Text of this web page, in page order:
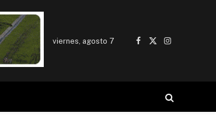
viernes, agosto 7
Facebook
X
Instagram